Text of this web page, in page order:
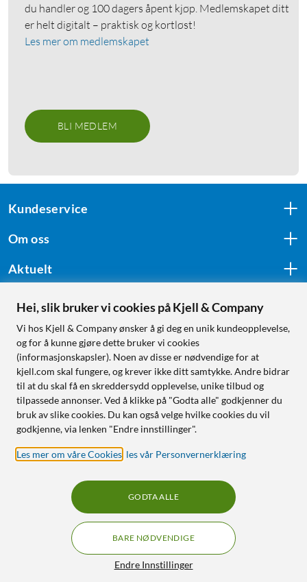
du handler og 100 dagers åpent kjøp. Medlemskapet ditt
er helt digitalt – praktisk og kortløst!
Les mer om medlemskapet
BLI MEDLEM
Kundeservice
Om oss
Aktuelt
Følg oss
Handle fra:
Sverige
Norge
RÅD OG TILBEHØR TIL
HJEMMEELEKTRONIKK
Hei, slik bruker vi cookies på Kjell & Company
Vi hos Kjell & Company ønsker å gi deg en unik kundeopplevelse,
og for å kunne gjøre dette bruker vi cookies
(informasjonskapsler). Noen av disse er nødvendige for at
kjell.com skal fungere, og krever ikke ditt samtykke. Andre bidrar
til at du skal få en skreddersydd opplevelse, unike tilbud og
tilpassede annonser. Ved å klikke på "Godta alle" godkjenner du
bruk av slike cookies. Du kan også velge hvilke cookies du vil
godkjenne, via lenken "Endre innstillinger".
Les mer om våre Cookies les vår Personvernerklæring
Endre Innstillinger
BARE NØDVENDIGE
GODTA ALLE